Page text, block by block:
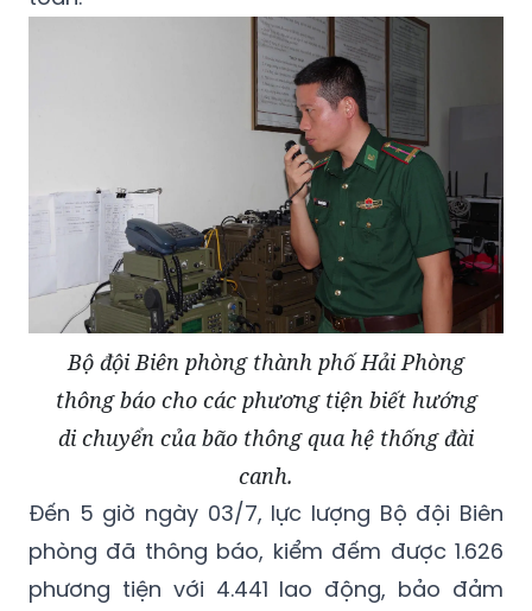
toàn.
Bộ đội Biên phòng thành phố Hải Phòng
thông báo cho các phương tiện biết hướng
di chuyển của bão thông qua hệ thống đài
canh.
Đến 5 giờ ngày 03/7, lực lượng Bộ đội Biên
phòng đã thông báo, kiểm đếm được 1.626